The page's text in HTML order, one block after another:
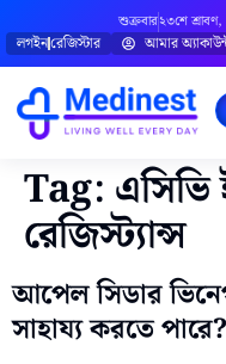
শুক্রবার২৩শে শ্রাবণ,
লগইনরেজিস্টার আমার
Tag:
রেজিস্ট্যান্স
আপেল সিডার
সাহায্য করতে পারে?